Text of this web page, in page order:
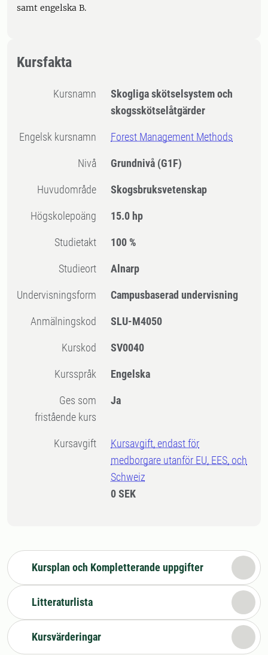
samt engelska B.
Kursfakta
Kursnamn
Skogliga skötselsystem och
skogsskötselåtgärder
Engelsk kursnamn Forest Management Methods
Nivå Grundnivå (G1F)
Huvudområde Skogsbruksvetenskap
högskolepoäng 15.0 hp
Studietakt 100 %
Studieort Alnarp
Undervisningsform Campusbaserad undervisning
Anmälningskod SLU-M4050
Kurskod SV0040
Kursspråk Engelska
Ges som
fristående kurs
Ja
Kursavgift
Kursavgift, endast för
medborgare utanför EU, EES, och
Schweiz
0 SEK
Kursplan och Kompletterande uppgifter
Litteraturlista
Kursvärderingar